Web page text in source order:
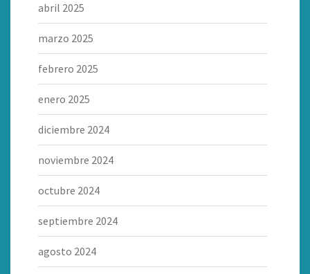
abril 2025
marzo 2025
febrero 2025
enero 2025
diciembre 2024
noviembre 2024
octubre 2024
septiembre 2024
agosto 2024